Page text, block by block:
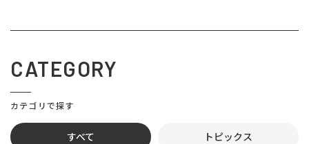
CATEGORY
カテゴリで探す
すべて トピックス